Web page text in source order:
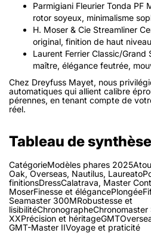
Parmigiani Fleurier Tonda PF
rotor soyeux, minimalisme
H. Moser & Cie Streamliner
original, finition de haut
Laurent Ferrier Classic/
maître, élégance feutrée,
Chez Dreyfuss Mayet, nous
automatiques qui allient calibre
pérennes, en tenant compte de
réel.
Tableau de
CatégorieModèles phares
Oak, Overseas, Nautilus,
finitionsDressCalatrava, Master
MoserFinesse et
Seamaster 300MRobustesse et
XXPrécision et
GMT-Master IIVoyage et praticité